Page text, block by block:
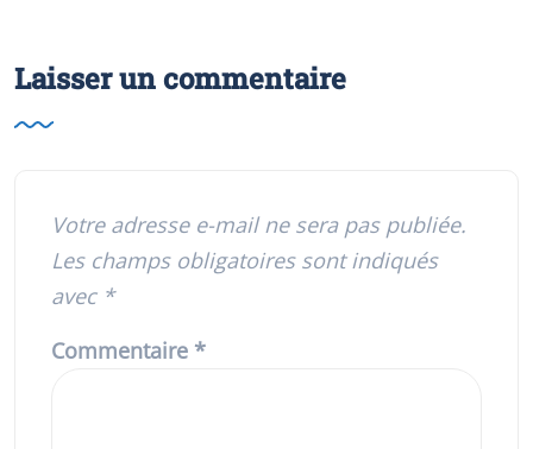
Laisser un commentaire
Votre adresse e-mail ne sera pas publiée.
Les champs obligatoires sont indiqués
avec *
Commentaire *